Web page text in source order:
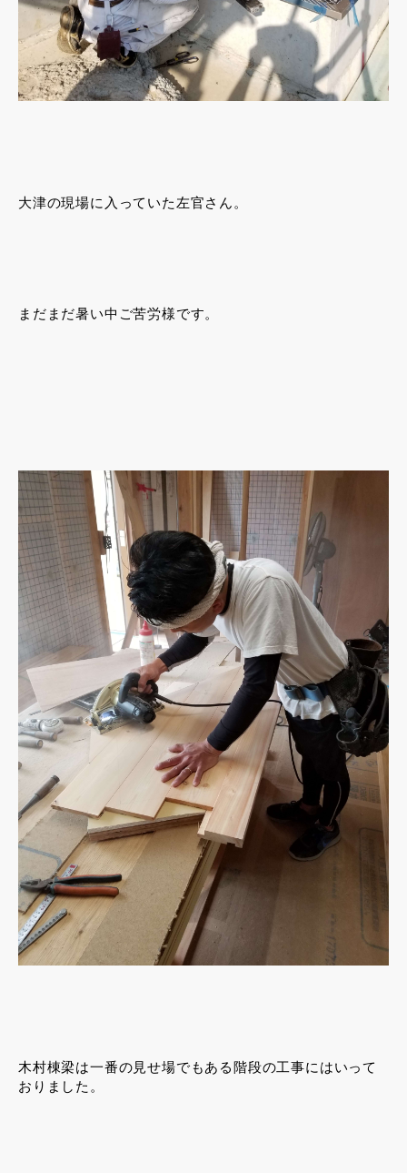
大津の現場に入っていた左官さん。
まだまだ暑い中ご苦労様です。
木村棟梁は一番の見せ場でもある階段の工事にはいって
おりました。